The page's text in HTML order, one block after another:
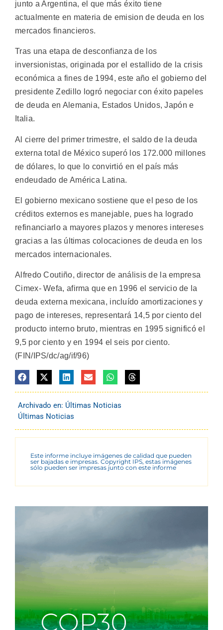
junto a Argentina, el que más éxito tiene
actualmente en materia de emision de deuda en los
mercados financieros.
Tras una etapa de desconfianza de los
inversionistas, originada por el estallido de la crisis
económica a fines de 1994, este año el gobierno del
presidente Zedillo logró negociar con éxito papeles
de deuda en Alemania, Estados Unidos, Japón e
Italia.
Al cierre del primer trimestre, el saldo de la deuda
externa total de México superó los 172.000 millones
de dólares, lo que lo convirtió en el país más
endeudado de América Latina.
El gobierno mexicano sostiene que el peso de los
créditos externos es manejable, pues ha logrado
refinanciarlo a mayores plazos y menores intereses
gracias a las últimas colocaciones de deuda en los
mercados internacionales.
Alfredo Coutiño, director de análisis de la empresa
Cimex- Wefa, afirma que en 1996 el servicio de la
deuda externa mexicana, incluído amortizaciones y
pago de intereses, representará 14,5 por ciento del
producto interno bruto, mientras en 1995 significó el
9,5 por ciento y en 1994 el seis por ciento.
(FIN/IPS/dc/ag/if/96)
Archivado en: Últimas Noticias
Últimas Noticias
Este informe incluye imágenes de calidad que pueden
ser bajadas e impresas. Copyright IPS, estas imágenes
sólo pueden ser impresas junto con este informe